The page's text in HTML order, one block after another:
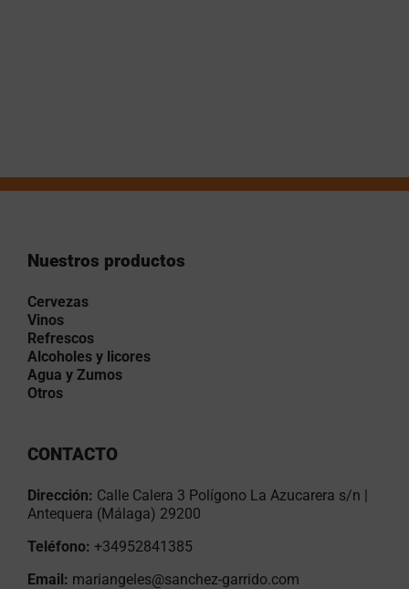
Nuestros productos
Cervezas
Vinos
Refrescos
Alcoholes y licores
Agua y Zumos
Otros
CONTACTO
Dirección: Calle Calera 3 Polígono La Azucarera s/n |
Antequera (Málaga) 29200
Teléfono: +34952841385
Email: mariangeles@sanchez-garrido.com